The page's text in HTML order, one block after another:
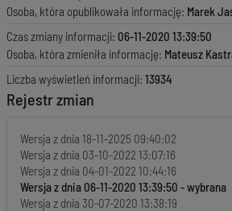
Osoba, która opublikowała informację: Marek
Czas zmiany informacji: 06-11-2020 13:39:50
Osoba, która zmieniła informację: Mateusz
Liczba wyświetleń informacji: 13934
Rejestr zmian
Wersja z dnia 18-11-2025 09:40:02
Wersja z dnia 03-10-2022 13:07:16
Wersja z dnia 04-01-2022 10:44:16
Wersja z dnia 06-11-2020 13:39:50
Wersja z dnia 30-07-2020 13:38:19